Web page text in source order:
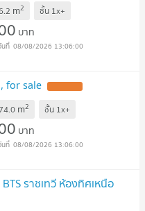
m2 ชั้น 1x+
บาท
08/08/2026 13:06:00
for sale
m2 ชั้น 1x+
บาท
08/08/2026 13:06:00
ราชเทวี ห้องทิศเหนือ